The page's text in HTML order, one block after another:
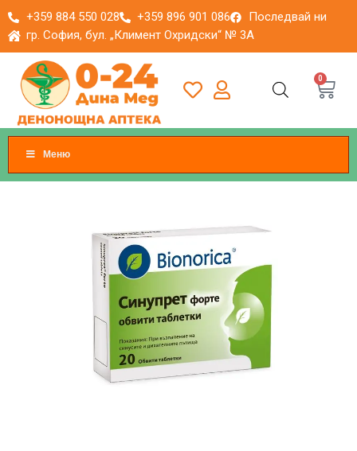
+359 884 550 028 +359 896 901 086
Последвай ни
гр. София, бул. „Климент Охридски“ № 3A
0
Меню